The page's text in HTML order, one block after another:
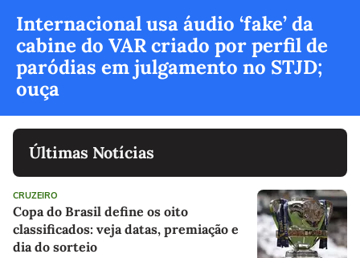
Internacional usa áudio ‘fake’ da
cabine do VAR criado por perfil de
paródias em julgamento no STJD;
ouça
Últimas Notícias
CRUZEIRO
Copa do Brasil define os oito
classificados: veja datas, premiação e
dia do sorteio